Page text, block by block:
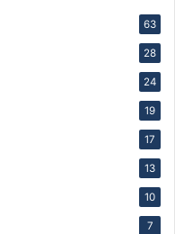
63
28
24
19
17
13
10
7